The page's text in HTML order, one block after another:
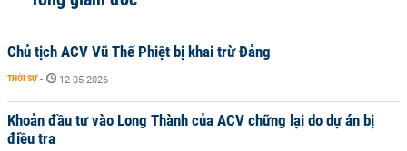
Chủ tịch ACV Vũ Thế Phiệt bị khai trừ Đảng
THỜI SỰ - 12-05-2026
Khoản đầu tư vào Long Thành của ACV chững lại do dự án bị
điều tra